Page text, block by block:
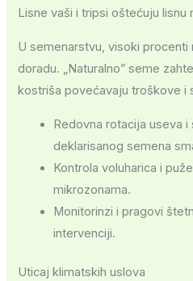
Lisne vaši i tripsi oštećuju lisnu
U semenarstvu, visoki
doradu. „Naturalno” seme
kostriša povećavaju troškove i
Redovna rotacija useva i
deklarisanog semena
Kontrola voluharica i
mikrozonama.
Monitorinzi i pragovi
intervenciji.
Uticaj klimatskih uslova